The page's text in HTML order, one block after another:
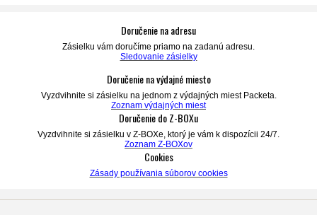
Doručenie na adresu
Zásielku vám doručíme priamo na zadanú adresu.
Sledovanie zásielky
Doručenie na výdajné miesto
Vyzdvihnite si zásielku na jednom z výdajných miest Packeta.
Zoznam výdajných miest
Doručenie do Z-BOXu
Vyzdvihnite si zásielku v Z-BOXe, ktorý je vám k dispozícii 24/7.
Zoznam Z-BOXov
Cookies
Zásady používania súborov cookies